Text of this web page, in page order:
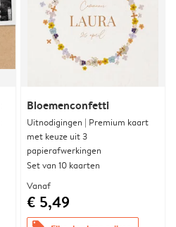
Bloemenconfetti
Uitnodigingen | Premium kaart
met keuze uit 3
papierafwerkingen
Set van 10 kaarten
Vanaf
€ 5,49